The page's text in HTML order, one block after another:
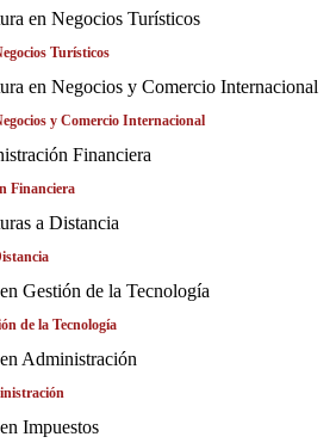
Turísticos
y Comercio Internacional
Financiera
de la Tecnología